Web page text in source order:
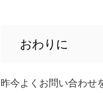
おわりに
昨今よくお問い合わせ